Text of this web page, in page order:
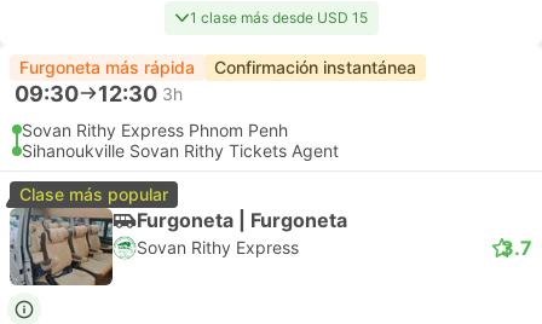
1 clase más desde USD 15
Furgoneta más rápida Confirmación instantánea
09:30 12:30 3h
Sovan Rithy Express Phnom Penh
Sihanoukville Sovan Rithy Tickets Agent
Clase más popular
Furgoneta | Furgoneta
Sovan Rithy Express 3.7